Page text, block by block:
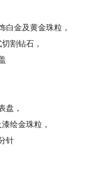
白金及黄金珠粒，
割钻石，
盘，
绘金珠粒，
针